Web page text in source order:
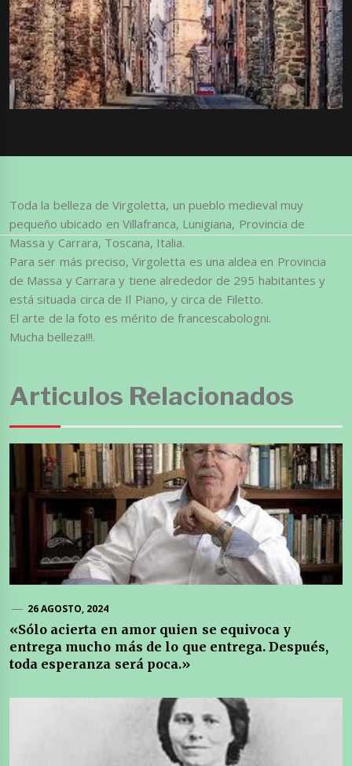
Toda la belleza de Virgoletta, un pueblo medieval muy
pequeño ubicado en Villafranca, Lunigiana, Provincia de
Massa y Carrara, Toscana, Italia.
Para ser más preciso, Virgoletta es una aldea en Provincia
de Massa y Carrara y tiene alrededor de 295 habitantes y
está situada circa de Il Piano, y circa de Filetto.
El arte de la foto es mérito de francescabologni.
Mucha belleza!!!.
Articulos Relacionados
26 AGOSTO, 2024
«Sólo acierta en amor quien se equivoca y
entrega mucho más de lo que entrega. Después,
toda esperanza será poca.»